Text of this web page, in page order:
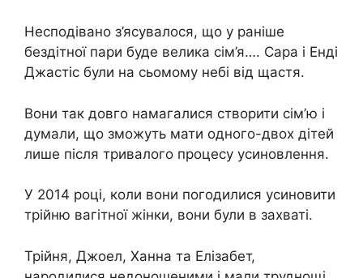
Несподівано з’ясувалося, що у раніше
бездітної пари буде велика сім’я…. Сара і Енді
Джастіс були на сьомому небі від щастя.
Вони так довго намагалися створити сім’ю і
думали, що зможуть мати одного-двох дітей
лише після тривалого процесу усиновлення.
У 2014 році, коли вони погодилися усиновити
трійню вагітної жінки, вони були в захваті.
Трійня, Джоел, Ханна та Елізабет,